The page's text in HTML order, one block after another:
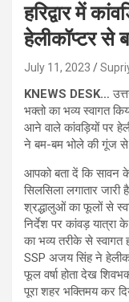
हरिद्वार में
हेलीकॉप्टर से
July 11, 2023
KNEWS DESK…
भक्तो का भव्य स्वागत
आने वाले कांवड़ियों पर
ने बम-बम भोले की गूंज से
आपको बता दें कि सावन के
सिलसिला लगातार जारी
श्रद्धालुओं का फूलों से
निर्देश पर कांवड़ यात्रा
का भव्य तरीके से
SSP अजय सिंह ने
फूल वर्षा होता देख
पूरा शहर भक्तिमय कर